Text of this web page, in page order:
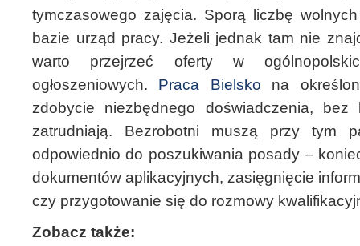
tymczasowego zajęcia. Sporą liczbę
bazie urząd pracy. Jeżeli jednak tam nie
warto przejrzeć oferty w
ogłoszeniowych. Praca Bielsko na
zdobycie niezbędnego doświadczenia, bez
zatrudniają. Bezrobotni muszą przy tym
odpowiednio do poszukiwania posady –
dokumentów aplikacyjnych, zasięgnięcie
czy przygotowanie się do rozmowy
Zobacz także: